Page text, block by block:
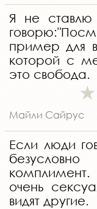
Я не
пример для
которой с
это свобода.
Майли Сайрус
Если люди
очень
видят другие.